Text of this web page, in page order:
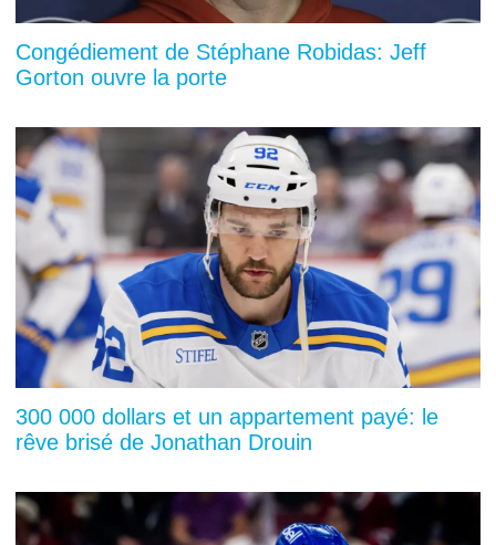
Congédiement de Stéphane Robidas: Jeff
Gorton ouvre la porte
300 000 dollars et un appartement payé: le
rêve brisé de Jonathan Drouin